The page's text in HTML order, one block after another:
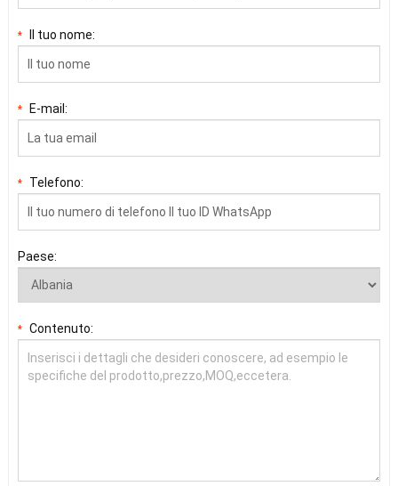
* Il tuo nome:
* E-mail:
* Telefono:
Paese:
* Contenuto: